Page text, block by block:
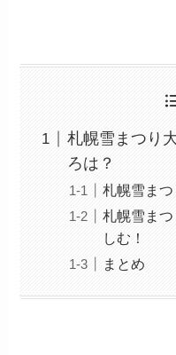
札幌雪まつり
ろは？
札幌雪まつ
札幌雪ま
しむ！
まとめ